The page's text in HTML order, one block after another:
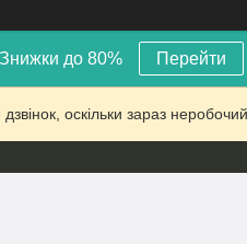
Знижки до 80% Перейти
оскільки зараз